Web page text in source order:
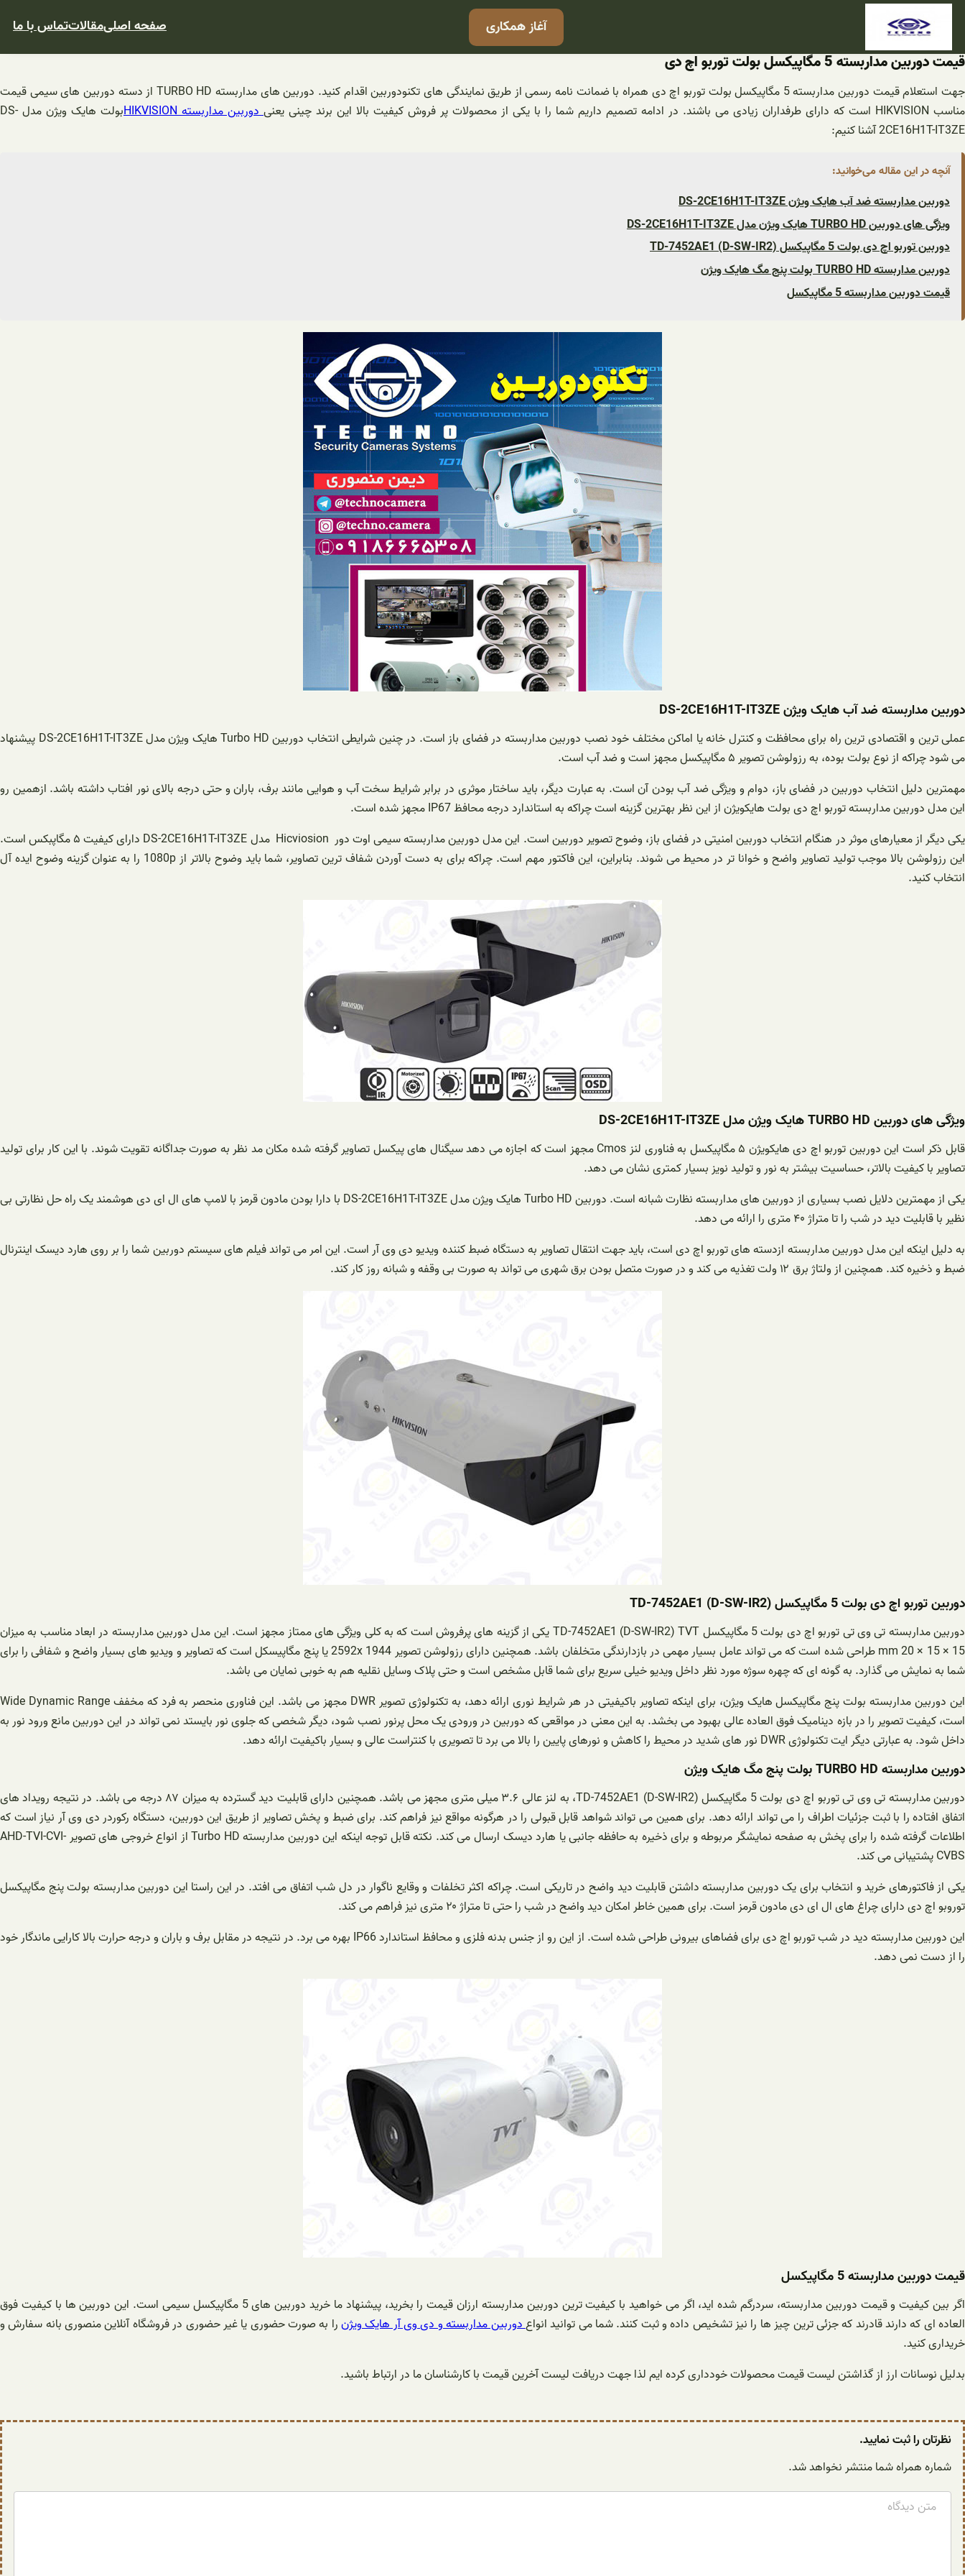
رفتن
آغاز همکاری صفحه اصلیمقالاتتماس با ما
قیمت دوربین مداربسته 5 مگاپیکسل بولت توربو اچ دی
جهت استعلام قیمت دوربین مداربسته 5 مگاپیکسل بولت توربو اچ دی همراه با ضمانت نامه رسمی از طریق نمایندگی های تکنودوربین اقدام کنید‌. دوربین های مداربسته TURBO HD از دسته دوربین های سیمی قیمت
مناسب HIKVISION است که دارای طرفداران زیادی می باشند. در ادامه تصمیم داریم شما را با یکی از محصولات پر فروش کیفیت بالا این برند چینی یعنی
دوربین مداربسته HIKVISION
بولت هایک ویژن مدل DS-
2CE16H1T-IT3ZE آشنا کنیم:
آنچه در این مقاله می‌خوانید:
دوربین مداربسته ضد آب هایک ویژن DS-2CE16H1T-IT3ZE
ویژگی های دوربین TURBO HD هایک ویژن مدل DS-2CE16H1T-IT3ZE
دوربین توربو اچ دی بولت 5 مگاپیکسل TD-7452AE1 (D-SW-IR2)
دوربین مداربسته TURBO HD بولت پنج مگ هایک ویژن
قیمت دوربین مداربسته 5 مگاپیکسل
دوربین مداربسته ضد آب هایک ویژن DS-2CE16H1T-IT3ZE
عملی ترین و اقتصادی ترین راه برای محافظت و کنترل خانه یا اماکن مختلف خود نصب دوربین مداربسته در فضای باز است. در چنین شرایطی انتخاب دوربین Turbo HD هایک ویژن مدل DS-2CE16H1T-IT3ZE ‌پیشنهاد
می شود چراکه از نوع بولت بوده، به رزولوشن تصویر ۵ مگاپیکسل مجهز است و ضد آب است.
مهمترین دلیل انتخاب دوربین در فضای باز، دوام و ویژگی ضد آب بودن آن است. به عبارت دیگر، باید ساختار موثری در برابر شرایط سخت آب و هوایی مانند برف، باران و حتی درجه بالای نور افتاب داشته باشد. ازهمین رو
این مدل دوربین مداربسته توربو اچ دی بولت هایکویژن از این نظر بهترین گزینه است چراکه به استاندارد درجه محافظ IP67 مجهز شده است.
یکی دیگر از معیارهای موثر در هنگام انتخاب دوربین امنیتی در فضای باز، وضوح تصویر دوربین است. این مدل دوربین مداربسته سیمی اوت دور Hicviosion مدل DS-2CE16H1T-IT3ZE دارای کیفیت ۵ مگاپبکس است.
این رزولوشن بالا موجب تولید تصاویر واضح و خوانا تر در محیط می شوند. بنابراین، این فاکتور مهم است. چراکه برای به دست آوردن شفاف ترین تصاویر، شما باید وضوح بالاتر از 1080p را به عنوان گزینه وضوح ایده آل
انتخاب کنید.
ویژگی های دوربین TURBO HD هایک ویژن مدل DS-2CE16H1T-IT3ZE
قابل ذکر است این دوربین توربو اچ دی هایکویژن ۵ مگاپیکسل به فناوری لنز Cmos مجهز است که اجازه می دهد سیگنال های پیکسل تصاویر گرفته شده مکان مد نظر به صورت جداگانه تقویت شوند. با این کار برای تولید
تصاویر با کیفیت بالاتر، حساسیت بیشتر به نور و تولید نویز بسیار کمتری نشان می دهد.
یکی از مهمترین دلایل نصب بسیاری از دوربین های مداربسته نظارت شبانه است. دوربین Turbo HD هایک ویژن مدل DS-2CE16H1T-IT3ZE با دارا بودن مادون قرمز با لامپ های ال ای دی هوشمند یک راه حل نظارتی بی
نظیر با قابلیت دید در شب را تا متراژ ۴۰ متری را ارائه می دهد.
به دلیل اینکه این مدل دوربین مداربسته از‌دسته های توربو اچ دی است، باید جهت انتقال تصاویر به دستگاه ضبط کننده ویدیو دی وی آر است. این امر می تواند فیلم های سیستم دوربین شما را بر روی هارد دیسک اینترنال
ضبط و ذخیره کند. همچنین از‌ ولتاژ برق ۱۲ ولت تغذیه می کند و در صورت متصل بودن برق شهری می تواند به صورت بی وقفه و شبانه روز کار کند‌.
دوربین توربو اچ دی بولت 5 مگاپیکسل TD-7452AE1 (D-SW-IR2)
دوربین مداربسته تی وی تی توربو اچ دی بولت 5 مگاپیکسل TD-7452AE1 (D-SW-IR2) TVT یکی از گزینه های پرفروش است که به کلی ویژگی های ممتاز مجهز است. این مدل دوربین مداربسته در ابعاد مناسب به میزان
15 × 15 × 20 mm طراحی شده است که می تواند عامل بسیار مهمی در بازدارندگی متخلفان باشد. همچنین دارای رزولوشن تصویر 2592x 1944 یا پنج مگاپیسکل است که تصاویر و ویدیو های بسیار واضح و شفافی را برای
شما به نمایش می گذارد. به گونه ای که چهره سوژه مورد نظر داخل ویدیو خیلی سریع برای شما قابل مشخص است و حتی پلاک وسایل نقلیه هم به خوبی نمایان می باشد.
این دوربین مداربسته بولت پنج مگاپیکسل هایک ویژن، برای اینکه تصاویر باکیفیتی در هر شرایط نوری ارائه دهد، به تکنولوژی تصویر DWR مجهز می باشد. این فناوری منحصر به فرد که مخفف Wide Dynamic Range
است، کیفیت تصویر را در بازه دینامیک فوق العاده عالی بهبود می بخشد. به این معنی در مواقعی که دوربین در ورودی یک محل پرنور نصب شود، دیگر شخصی که جلوی نور بایستد نمی تواند در این دوربین مانع ورود نور به
داخل شود. به عبارتی دیگر ایت تکنولوژی DWR نور های شدید در محیط را کاهش و نورهای پایین را بالا می برد تا تصویری با کنتراست عالی و بسیار باکیفیت ارائه دهد.
دوربین مداربسته TURBO HD بولت پنج مگ هایک ویژن
دوربین مداربسته تی وی تی توربو اچ دی بولت 5 مگاپیکسل TD-7452AE1 (D-SW-IR2)، به لنز عالی ۳.۶ میلی متری مجهز می باشد. همچنین دارای قابلیت دید گسترده به میزان ۸۷ درجه می باشد. در نتیجه رویداد های
اتفاق افتاده را با ثبت جزئیات اطراف را می تواند ارائه دهد. برای همین می تواند شواهد قابل قبولی را در هرگونه مواقع نیز فراهم کند. برای ضبط و پخش تصاویر از طریق این دوربین، دستگاه رکوردر دی وی آر نیاز است که
اطلاعات گرفته شده را برای پخش به صفحه نمایشگر مربوطه و برای ذخیره به حافظه جانبی یا هارد دیسک ارسال می کند. نکته قابل توجه اینکه این دوربین مداربسته Turbo HD از انواع خروجی های تصویر AHD-TVI-CVI-
CVBS پشتیبانی می کند.
یکی از فاکتورهای خرید و انتخاب برای یک دوربین مداربسته داشتن قابلیت دید واضح در تاریکی است. چراکه اکثر تخلفات و وقایع ناگوار در دل شب اتفاق می افتد. در این راستا این دوربین مداربسته بولت پنج مگاپیکسل
توروبو اچ دی دارای چراغ های ال ای دی مادون قرمز است. برای همین خاطر امکان دید واضح در شب را حتی تا متراژ ۲۰ متری نیز فراهم می کند.
این دوربین مداربسته دید در شب توربو اچ دی برای فضاهای بیرونی طراحی شده است. از این رو از جنس بدنه فلزی و محافظ استاندارد IP66 بهره می برد. در نتیجه در مقابل برف و باران و درجه حرارت بالا کارایی ماندگار خود
را از دست نمی دهد.
قیمت دوربین مداربسته 5 مگاپیکسل
اگر بین کیفیت و قیمت دوربین مداربسته، سردرگم شده اید، اگر می خواهید با کیفیت ترین دوربین مداربسته ارزان قیمت را بخرید، پیشنهاد ما خرید دوربین های 5 مگاپیکسل سیمی است. این دوربین ها با کیفیت فوق
العاده ای که دارند قادرند که جزئی ترین چیز ها را نیز تشخیص داده و ثبت کنند. شما می توانید انواعدوربین مداربسته و دی وی آر هایک ویژنرا به صورت حضوری یا غیر حضوری در فروشگاه آنلاین منصوری بانه سفارش و
خریداری کنید.
بدلیل نوسانات ارز از گذاشتن لیست قیمت محصولات خودداری کرده ایم لذا جهت دریافت لیست آخرین قیمت با کارشناسان ما در ارتباط باشید.
نظرتان را ثبت نمایید.
شماره همراه شما منتشر نخواهد شد.